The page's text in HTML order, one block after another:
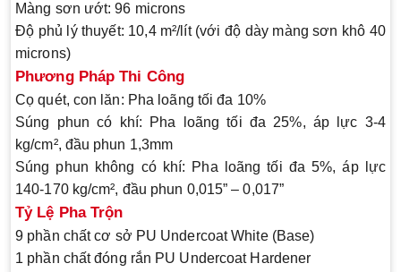
Màng sơn ướt: 96 microns
Độ phủ lý thuyết: 10,4 m²/lít (với độ dày màng sơn khô 40
microns)
Phương Pháp Thi Công
Cọ quét, con lăn: Pha loãng tối đa 10%
Súng phun có khí: Pha loãng tối đa 25%, áp lực 3-4
kg/cm², đầu phun 1,3mm
Súng phun không có khí: Pha loãng tối đa 5%, áp lực
140-170 kg/cm², đầu phun 0,015” – 0,017”
Tỷ Lệ Pha Trộn
9 phần chất cơ sở PU Undercoat White (Base)
1 phần chất đóng rắn PU Undercoat Hardener